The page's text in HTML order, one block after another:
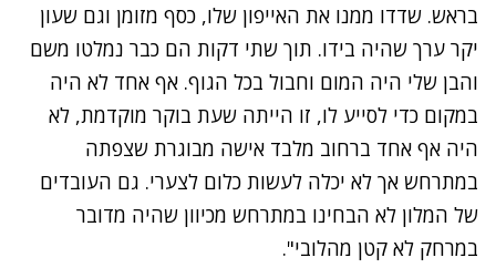
בראש. שדדו ממנו את האייפון שלו, כסף מזומן וגם שעון
יקר ערך שהיה בידו. תוך שתי דקות הם כבר נמלטו משם
והבן שלי היה המום וחבול בכל הגוף. אף אחד לא היה
במקום כדי לסייע לו, זו הייתה שעת בוקר מוקדמת, לא
היה אף אחד ברחוב מלבד אישה מבוגרת שצפתה
במתרחש אך לא יכלה לעשות כלום לצערי. גם העובדים
של המלון לא הבחינו במתרחש מכיוון שהיה מדובר
במרחק לא קטן מהלובי".